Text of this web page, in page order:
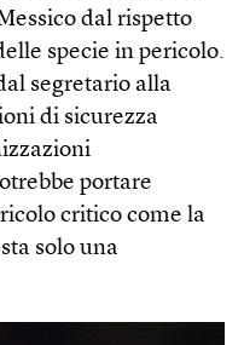
dal rispetto
specie in pericolo.
segretario alla
di sicurezza
portare
critico come la
solo una